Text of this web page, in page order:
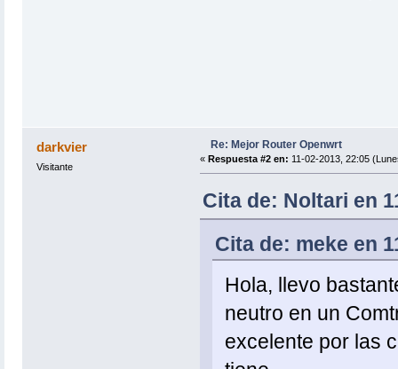
darkvier
Visitante
Re: Mejor Router Openwrt
« Respuesta #2 en: 11-02-2013, 22:05
Cita de: Noltari en
Cita de: meke en
Hola, llevo
neutro en un
excelente por las